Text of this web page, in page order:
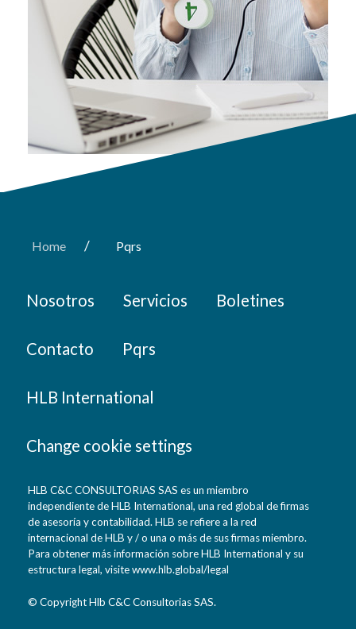
Home / Pqrs
Nosotros Servicios Boletines
Contacto Pqrs
HLB International
Change cookie settings
HLB C&C CONSULTORIAS SAS es un miembro
independiente de HLB International, una red global de firmas
de asesoría y contabilidad. HLB se refiere a la red
internacional de HLB y / o una o más de sus firmas miembro.
Para obtener más información sobre HLB International y su
estructura legal, visite www.hlb.global/legal
© Copyright Hlb C&C Consultorias SAS.